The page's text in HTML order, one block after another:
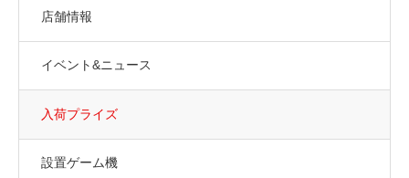
店舗情報
イベント&ニュース
入荷プライズ
設置ゲーム機